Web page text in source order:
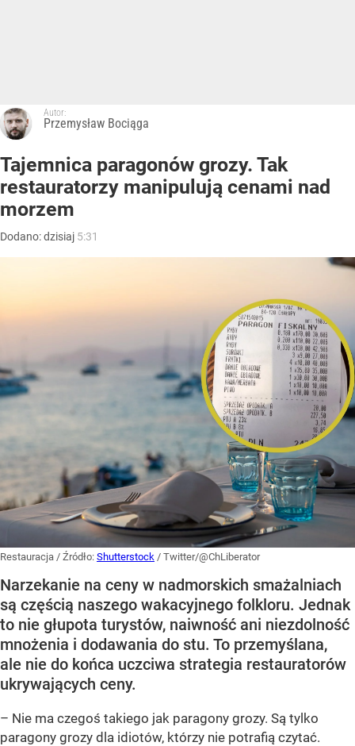
Autor:
Przemysław Bociąga
Tajemnica paragonów grozy. Tak
restauratorzy manipulują cenami nad
morzem
Dodano:dzisiaj 5:31
Restauracja / Źródło: Shutterstock / Twitter/@ChLiberator
Narzekanie na ceny w nadmorskich smażalniach
są częścią naszego wakacyjnego folkloru. Jednak
to nie głupota turystów, naiwność ani niezdolność
mnożenia i dodawania do stu. To przemyślana,
ale nie do końca uczciwa strategia restauratorów
ukrywających ceny.
– Nie ma czegoś takiego jak paragony grozy. Są tylko
paragony grozy dla idiotów, którzy nie potrafią czytać.